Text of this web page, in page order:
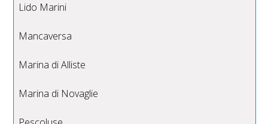
Lido Marini
Mancaversa
Marina di Alliste
Marina di Novaglie